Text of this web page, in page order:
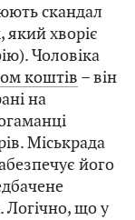
скандал
який хворіє
Чоловіка
коштів – він
на
Міськрада
його
що у